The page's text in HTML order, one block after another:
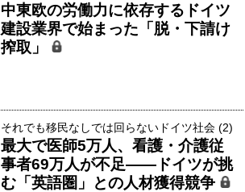
中東欧の労働力に依存するドイツ
建設業界で始まった「脱・下請け
搾取」
それでも移民なしでは回らないドイツ社会 (2)
最大で医師5万人、看護・介護従
事者69万人が不足――ドイツが挑
む「英語圏」との人材獲得競争